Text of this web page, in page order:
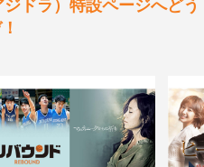
ドラ）特設ページへどう